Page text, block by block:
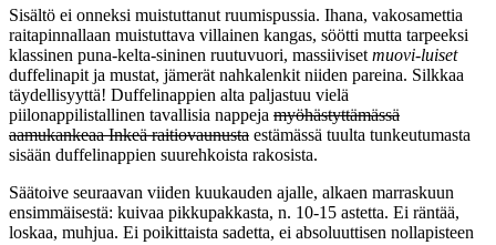
Sisältö ei onneksi muistuttanut ruumispussia. Ihana, vakosamettia
raitapinnallaan muistuttava villainen kangas, söötti mutta tarpeeksi
klassinen puna-kelta-sininen ruutuvuori, massiiviset muovi-luiset
duffelinapit ja mustat, jämerät nahkalenkit niiden pareina. Silkkaa
täydellisyyttä! Duffelinappien alta paljastuu vielä
piilonappilistallinen tavallisia nappeja myöhästyttämässä
aamukankeaa Inkeä raitiovaunusta estämässä tuulta tunkeutumasta
sisään duffelinappien suurehkoista rakosista.
Säätoive seuraavan viiden kuukauden ajalle, alkaen marraskuun
ensimmäisestä: kuivaa pikkupakkasta, n. 10-15 astetta. Ei räntää,
loskaa, muhjua. Ei poikittaista sadetta, ei absoluuttisen nollapisteen